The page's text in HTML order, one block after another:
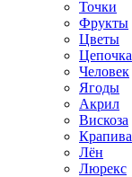
Точки
Фрукты
Цветы
Цепочка
Человек
Ягоды
Акрил
Вискоза
Крапива
Лён
Люрекс